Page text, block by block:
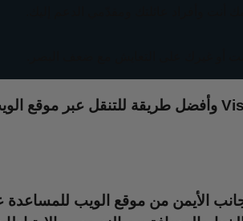
الأيمن من موقع الويب للمساعدة